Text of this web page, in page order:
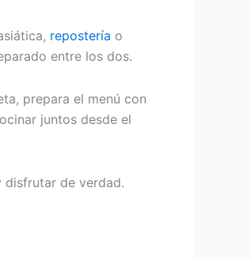
repostería o
entre los dos.
prepara el menú con
juntos desde el
disfrutar de verdad.